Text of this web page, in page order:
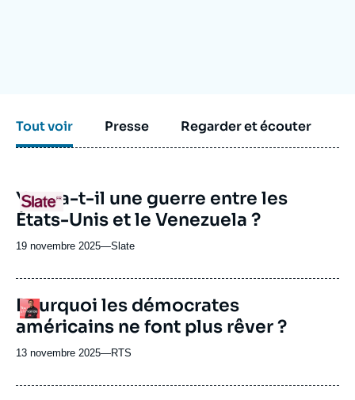
Tout voir Presse Regarder et écouter
Logo
URL
de
Spotify
Y aura-t-il une guerre entre les
États-Unis et le Venezuela ?
19 novembre 2025—Nom
journal,
ou
émission
Slate
Logo
Pourquoi les démocrates
américains ne font plus rêver ?
13 novembre 2025—Nom
journal,
RTS